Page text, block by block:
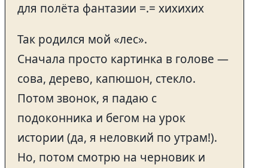
для полёта фантазии =.= хихихих
Так родился мой «лес».
Сначала просто картинка в голове —
сова, дерево, капюшон, стекло.
Потом звонок, я падаю с
подоконника и бегом на урок
истории (да, я неловкий по утрам!).
Но, потом смотрю на черновик и